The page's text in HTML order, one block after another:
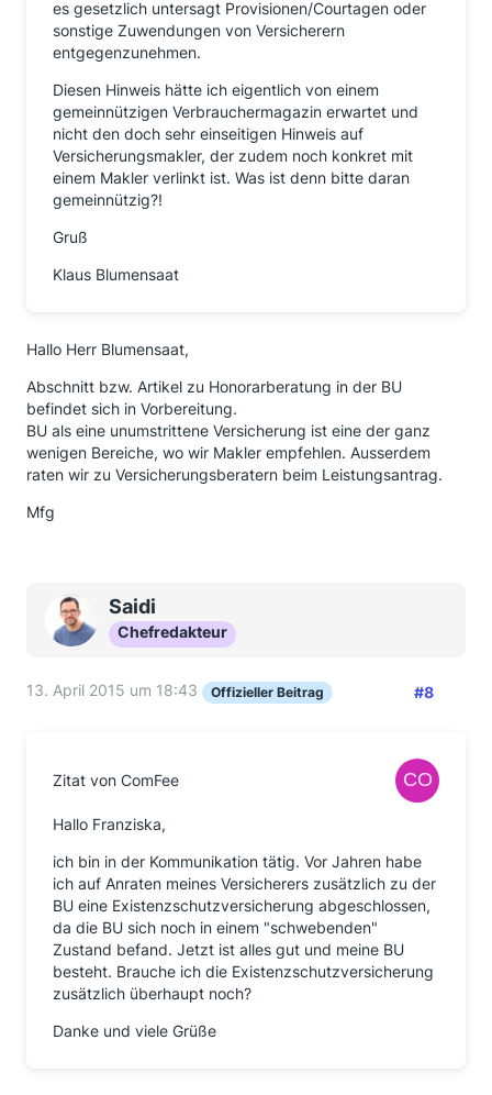
es gesetzlich untersagt Provisionen/Courtagen oder
sonstige Zuwendungen von Versicherern
entgegenzunehmen.
Diesen Hinweis hätte ich eigentlich von einem
gemeinnützigen Verbrauchermagazin erwartet und
nicht den doch sehr einseitigen Hinweis auf
Versicherungsmakler, der zudem noch konkret mit
einem Makler verlinkt ist. Was ist denn bitte daran
gemeinnützig?!
Gruß
Klaus Blumensaat
Hallo Herr Blumensaat,
Abschnitt bzw. Artikel zu Honorarberatung in der BU
befindet sich in Vorbereitung.
BU als eine unumstrittene Versicherung ist eine der ganz
wenigen Bereiche, wo wir Makler empfehlen. Ausserdem
raten wir zu Versicherungsberatern beim Leistungsantrag.
Mfg
Saidi
Chefredakteur
13. April 2015 um 18:43 Offizieller Beitrag #8
Zitat von ComFee
Hallo Franziska,
ich bin in der Kommunikation tätig. Vor Jahren habe
ich auf Anraten meines Versicherers zusätzlich zu der
BU eine Existenzschutzversicherung abgeschlossen,
da die BU sich noch in einem "schwebenden"
Zustand befand. Jetzt ist alles gut und meine BU
besteht. Brauche ich die Existenzschutzversicherung
zusätzlich überhaupt noch?
Danke und viele Grüße